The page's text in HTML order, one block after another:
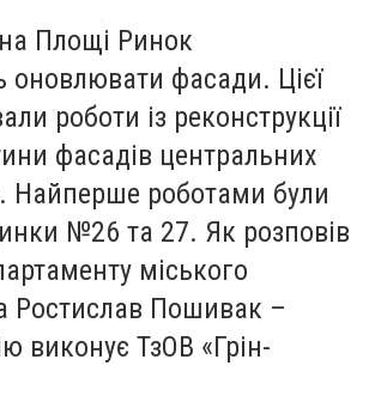
Площі Ринок
оновлювати фасади. Цієї
роботи із реконструкції
фасадів центральних
Найперше роботами були
№26 та 27. Як розповів
міського
Ростислав Пошивак –
виконує ТзОВ «Грін-